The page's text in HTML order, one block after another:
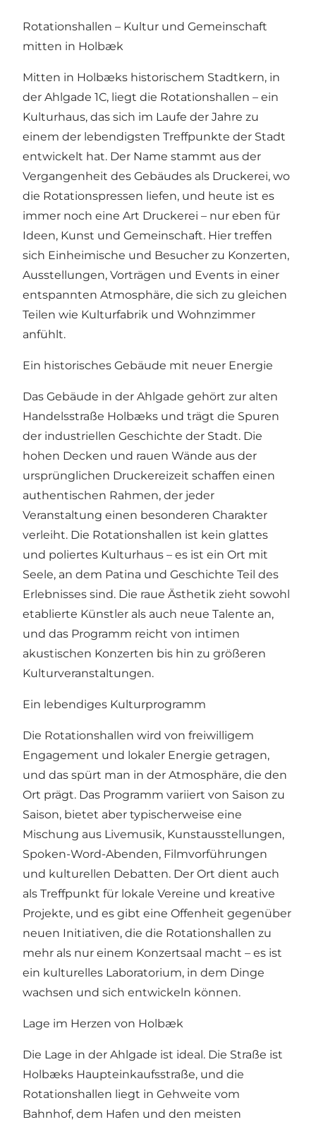
Rotationshallen – Kultur und Gemeinschaft
mitten in Holbæk
Mitten in Holbæks historischem Stadtkern, in
der Ahlgade 1C, liegt die Rotationshallen – ein
Kulturhaus, das sich im Laufe der Jahre zu
einem der lebendigsten Treffpunkte der Stadt
entwickelt hat. Der Name stammt aus der
Vergangenheit des Gebäudes als Druckerei, wo
die Rotationspressen liefen, und heute ist es
immer noch eine Art Druckerei – nur eben für
Ideen, Kunst und Gemeinschaft. Hier treffen
sich Einheimische und Besucher zu Konzerten,
Ausstellungen, Vorträgen und Events in einer
entspannten Atmosphäre, die sich zu gleichen
Teilen wie Kulturfabrik und Wohnzimmer
anfühlt.
Ein historisches Gebäude mit neuer Energie
Das Gebäude in der Ahlgade gehört zur alten
Handelsstraße Holbæks und trägt die Spuren
der industriellen Geschichte der Stadt. Die
hohen Decken und rauen Wände aus der
ursprünglichen Druckereizeit schaffen einen
authentischen Rahmen, der jeder
Veranstaltung einen besonderen Charakter
verleiht. Die Rotationshallen ist kein glattes
und poliertes Kulturhaus – es ist ein Ort mit
Seele, an dem Patina und Geschichte Teil des
Erlebnisses sind. Die raue Ästhetik zieht sowohl
etablierte Künstler als auch neue Talente an,
und das Programm reicht von intimen
akustischen Konzerten bis hin zu größeren
Kulturveranstaltungen.
Ein lebendiges Kulturprogramm
Die Rotationshallen wird von freiwilligem
Engagement und lokaler Energie getragen,
und das spürt man in der Atmosphäre, die den
Ort prägt. Das Programm variiert von Saison zu
Saison, bietet aber typischerweise eine
Mischung aus Livemusik, Kunstausstellungen,
Spoken-Word-Abenden, Filmvorführungen
und kulturellen Debatten. Der Ort dient auch
als Treffpunkt für lokale Vereine und kreative
Projekte, und es gibt eine Offenheit gegenüber
neuen Initiativen, die die Rotationshallen zu
mehr als nur einem Konzertsaal macht – es ist
ein kulturelles Laboratorium, in dem Dinge
wachsen und sich entwickeln können.
Lage im Herzen von Holbæk
Die Lage in der Ahlgade ist ideal. Die Straße ist
Holbæks Haupteinkaufsstraße, und die
Rotationshallen liegt in Gehweite vom
Bahnhof, dem Hafen und den meisten